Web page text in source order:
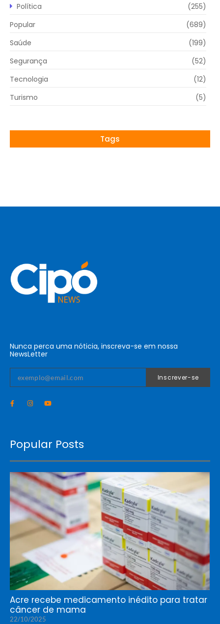
Política
(255)
Popular
(689)
Saúde
(199)
Segurança
(52)
Tecnologia
(12)
Turismo
(5)
Tags
Nunca perca uma nóticia, inscreva-se em nossa
NewsLetter
Inscrever-se
Popular Posts
Acre recebe medicamento inédito para tratar
câncer de mama
22/10/2025